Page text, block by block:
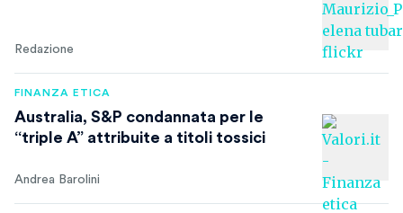
Redazione
FINANZA ETICA
Australia, S&P condannata per le
“triple A” attribuite a titoli tossici
Andrea Barolini